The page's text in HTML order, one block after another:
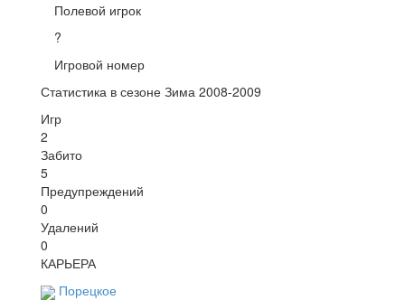
Полевой игрок
?
Игровой номер
Статистика в сезоне Зима 2008-2009
Игр
2
Забито
5
Предупреждений
0
Удалений
0
КАРЬЕРА
Порецкое